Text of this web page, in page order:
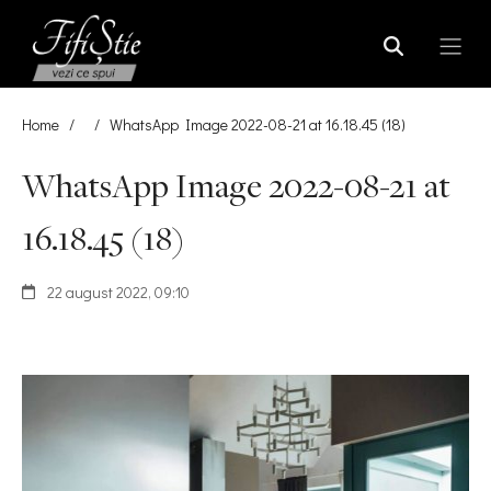
Home / / WhatsApp Image 2022-08-21 at 16.18.45 (18)
WhatsApp Image 2022-08-21 at
16.18.45 (18)
22 august 2022, 09:10